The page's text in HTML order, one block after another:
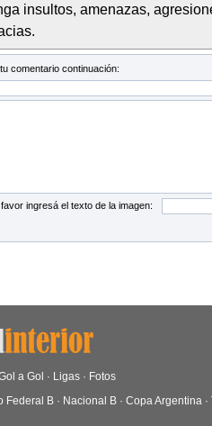
insultos, amenazas,
comentario continuación:
ingresá el texto de la imagen:
a Gol · Ligas · Fotos
Federal B · Nacional B · Copa Argentina ·